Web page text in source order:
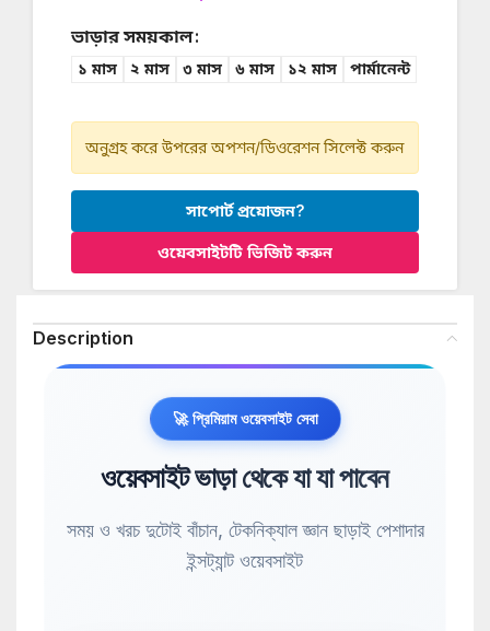
ভাড়ার সময়কাল
১ মাস ২ মাস ৩ মাস ৬ মাস ১২ মাস পার্মানেন্ট
অনুগ্রহ করে উপরের অপশন/ডিওরেশন সিলেক্ট করুন
সাপোর্ট প্রয়োজন?
ওয়েবসাইটটি ভিজিট করুন
Description
🚀 প্রিমিয়াম ওয়েবসাইট সেবা
ওয়েবসাইট ভাড়া থেকে যা যা পাবেন
সময় ও খরচ দুটোই বাঁচান, টেকনিক্যাল জ্ঞান ছাড়াই পেশাদার
ইন্সট্যান্ট ওয়েবসাইট